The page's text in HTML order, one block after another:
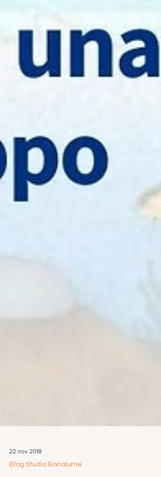
22 nov 2018